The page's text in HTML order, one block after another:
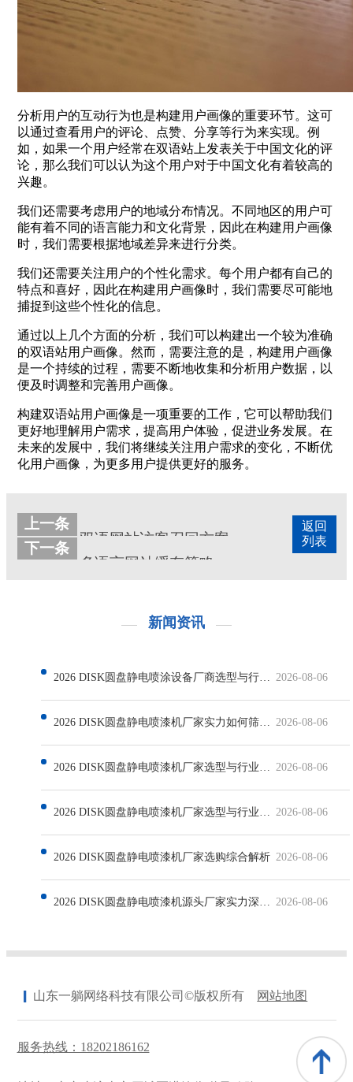
分析用户的互动行为也是构建用户画像的重要环节。这可
以通过查看用户的评论、点赞、分享等行为来实现。例
如，如果一个用户经常在双语站上发表关于中国文化的评
论，那么我们可以认为这个用户对于中国文化有着较高的
兴趣。
我们还需要考虑用户的地域分布情况。不同地区的用户可
能有着不同的语言能力和文化背景，因此在构建用户画像
时，我们需要根据地域差异来进行分类。
我们还需要关注用户的个性化需求。每个用户都有自己的
特点和喜好，因此在构建用户画像时，我们需要尽可能地
捕捉到这些个性化的信息。
通过以上几个方面的分析，我们可以构建出一个较为准确
的双语站用户画像。然而，需要注意的是，构建用户画像
是一个持续的过程，需要不断地收集和分析用户数据，以
便及时调整和完善用户画像。
构建双语站用户画像是一项重要的工作，它可以帮助我们
更好地理解用户需求，提高用户体验，促进业务发展。在
未来的发展中，我们将继续关注用户需求的变化，不断优
化用户画像，为更多用户提供更好的服务。
返回
列表
上一条
双语网站访客召回方案
下一条
多语言网站缓存策略
新闻资讯
2026-08-06
2026-08-06
2026-08-06
2026-08-06
2026 DISK圆盘静电喷漆机厂家选购综合解析 2026-08-06
2026-08-06
山东一躺网络科技有限公司©版权所有 网站地图
服务热线：18202186162